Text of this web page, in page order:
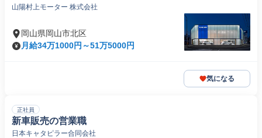
山陽村上モーター 株式会社
岡山県岡山市北区
月給34万1000円～51万5000円
気になる
正社員
新車販売の営業職
日本キャタピラー合同会社